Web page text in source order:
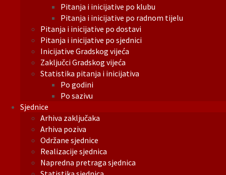
Pitanja i inicijative po klubu
Pitanja i inicijative po radnom tijelu
Pitanja i inicijative po dostavi
Pitanja i inicijative po sjednici
Inicijative Gradskog vijeća
Zaključci Gradskog vijeća
Statistika pitanja i inicijativa
Po godini
Po sazivu
Sjednice
Arhiva zaključaka
Arhiva poziva
Održane sjednice
Realizacije sjednica
Napredna pretraga sjednica